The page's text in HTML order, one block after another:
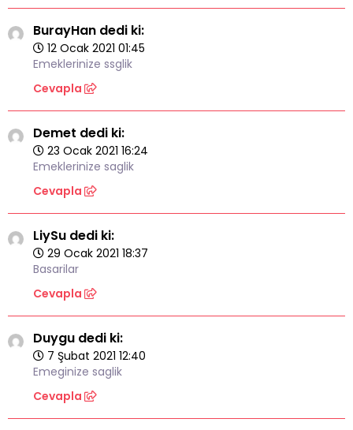
BurayHan dedi ki:
12 Ocak 2021 01:45
Emeklerinize ssglik
Cevapla
Demet dedi ki:
23 Ocak 2021 16:24
Emeklerinize saglik
Cevapla
LiySu dedi ki:
29 Ocak 2021 18:37
Basarilar
Cevapla
Duygu dedi ki:
7 Şubat 2021 12:40
Emeginize saglik
Cevapla